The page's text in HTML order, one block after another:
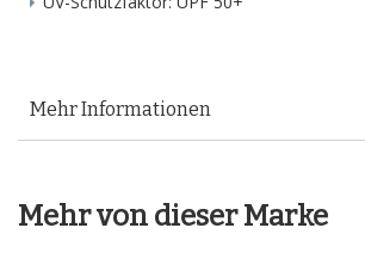
Mehr Informationen
Mehr von dieser Marke